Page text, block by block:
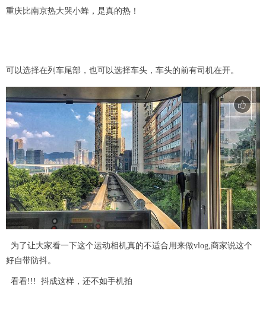
V
d
e
o
重庆比南京热大哭小蜂，是真的热！
可以选择在列车尾部，也可以选择车头，车头的前有司机在开。
为了让大家看一下这个运动相机真的不适合用来做vlog,商家说这个
好自带防抖。
看看!!! 抖成这样，还不如手机拍